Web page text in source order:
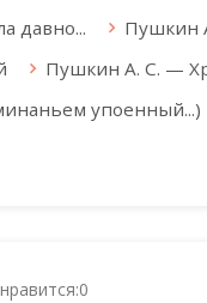
давно...
Пушкин
Пушкин А. С. —
упоенный...)
0